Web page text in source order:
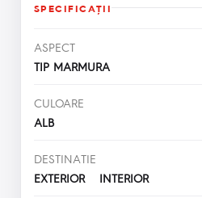
SPECIFICAŢII
ASPECT
TIP MARMURA
CULOARE
ALB
DESTINATIE
EXTERIOR INTERIOR